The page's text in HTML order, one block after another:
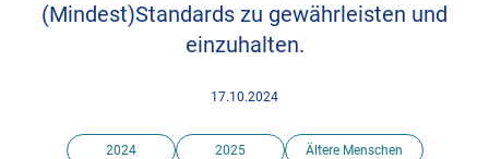
(Mindest)Standards zu gewährleisten und
einzuhalten.
17.10.2024
2024 2025 Ältere Menschen